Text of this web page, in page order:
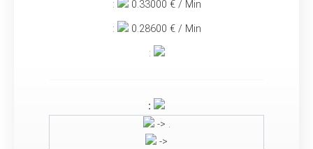
:
0.33000 € / Min
: 0.28600 € / Min
:
:
-> .
->